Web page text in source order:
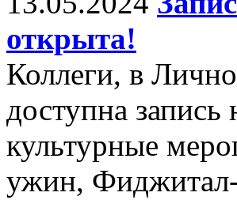
открыта!
Коллеги, в
доступна
культурные
ужин, Фиджитал-